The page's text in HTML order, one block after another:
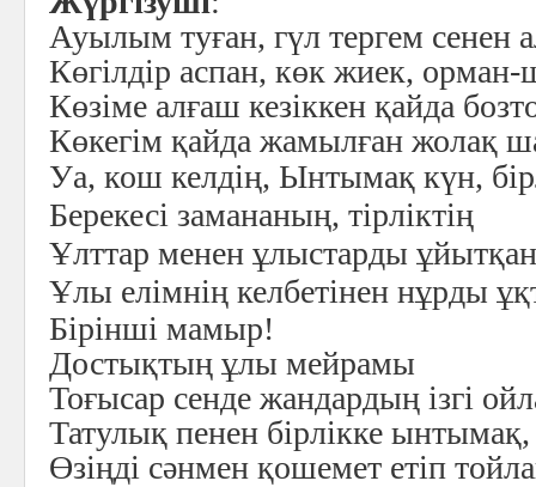
Ауылым туған, гүл тергем сенен
Көгілдір аспан, көк жиек,
Көзіме алғаш кезіккен қайда
Көкегім қайда жамылған жолақ
Уа, кош келдің, Ынтымақ күн,
Берекесі замананың, тірліктің
Ұлттар менен ұлыстарды ұйытқан
Ұлы елімнің келбетінен нұрды
Бірінші мамыр!
Достықтың ұлы мейрамы
Тоғысар сенде жандардың ізгі
Татулық пенен бірлікке ынтымақ,
Өзіңді сәнмен қошемет етіп